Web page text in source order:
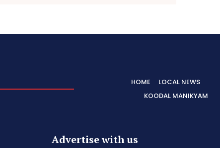
HOME
LOCAL NEWS
KOODAL MANIKYAM
Advertise with us